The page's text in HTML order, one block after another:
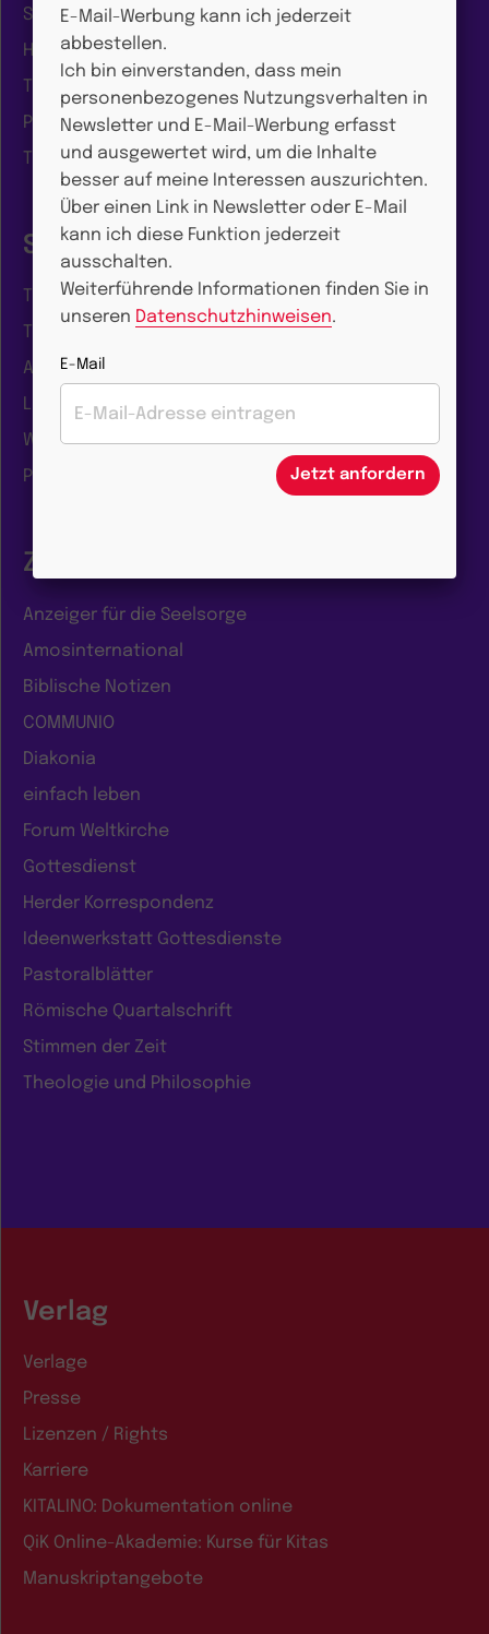
Systematische Theologie
Historische Theologie
Theologische Ethik
Praktische Theologie
Theo-Börse
Shop
Theologische Sachbücher
Theologische Reihen
Authentische Liturgie
Liturgie für Laien
Werk- und Modellbücher
Pastorale Geschenke
Zeitschriften
Anzeiger für die Seelsorge
Amosinternational
Biblische Notizen
COMMUNIO
Diakonia
einfach leben
Forum Weltkirche
Gottesdienst
Herder Korrespondenz
Ideenwerkstatt Gottesdienste
Pastoralblätter
Römische Quartalschrift
Stimmen der Zeit
Theologie und Philosophie
Verlag
Verlage
Presse
Lizenzen / Rights
Karriere
KITALINO: Dokumentation online
QiK Online-Akademie: Kurse für Kitas
Manuskriptangebote
E-Mail-Werbung kann ich jederzeit
abbestellen.
Ich bin einverstanden, dass mein
personenbezogenes Nutzungsverhalten in
Newsletter und E-Mail-Werbung erfasst
und ausgewertet wird, um die Inhalte
besser auf meine Interessen auszurichten.
Über einen Link in Newsletter oder E-Mail
kann ich diese Funktion jederzeit
ausschalten.
Weiterführende Informationen finden Sie in
unseren Datenschutzhinweisen.
E-Mail
Jetzt anfordern